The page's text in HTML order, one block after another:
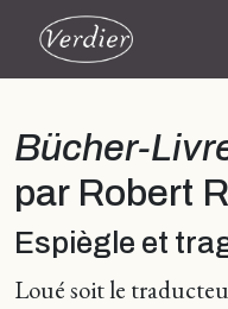
Bücher-
par Robert
Espiègle et
Loué soit le